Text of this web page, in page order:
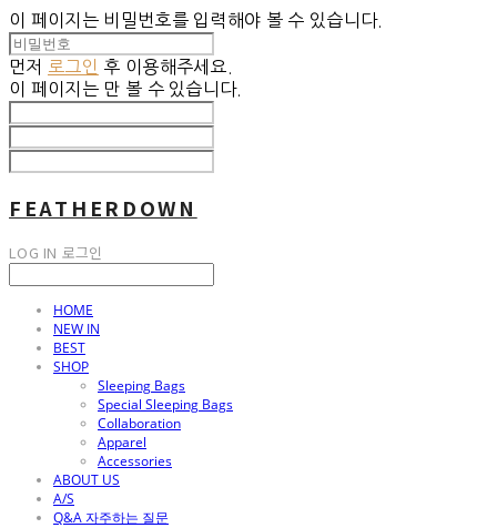
이 페이지는 비밀번호를 입력해야 볼 수 있습니다.
먼저 로그인 후 이용해주세요.
이 페이지는 만 볼 수 있습니다.
FEATHERDOWN
LOG IN 로그인
HOME
NEW IN
BEST
SHOP
Sleeping Bags
Special Sleeping Bags
Collaboration
Apparel
Accessories
ABOUT US
A/S
Q&A 자주하는 질문